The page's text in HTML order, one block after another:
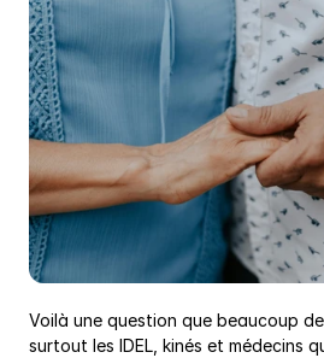
Voilà une question que beaucoup
surtout les IDEL, kinés et médecins